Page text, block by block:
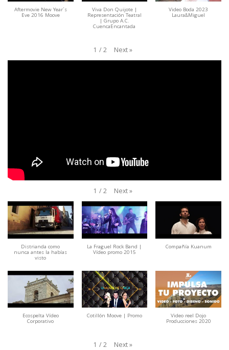
Aftermovie New Year´s
Eve 2016 Moove
Viva Don Quijote |
Representación Teatral
| Grupo A.C.
CuencaEncantada
Video Boda 2023
Laura&Miguel
1 / 2 Next»
1 / 2 Next»
Distrianda como
nunca antes la habías
visto
La Fraguel Rock Band |
Vídeo promo 2015
Compañía Kuanum
Ecospelta Vídeo
Corporativo
Cotillón Moove | Promo
Video reel Dojo
Producciones 2020
1 / 2 Next»